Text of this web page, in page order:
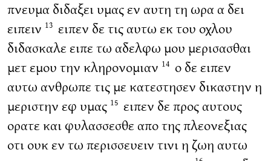
πνευμα διδαξει υμας εν αυτη τη ωρα α δει
ειπειν 13 ειπεν δε τις αυτω εκ του οχλου
διδασκαλε ειπε τω αδελφω μου μερισασθαι
μετ εμου την κληρονομιαν 14 ο δε ειπεν
αυτω ανθρωπε τις με κατεστησεν δικαστην η
μεριστην εφ υμας 15 ειπεν δε προς αυτους
ορατε και φυλασσεσθε απο της πλεονεξιας
οτι ουκ εν τω περισσευειν τινι η ζωη αυτω